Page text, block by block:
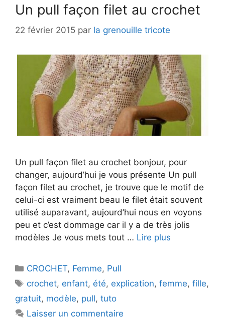
Un pull façon filet au crochet
22 février 2015 par la grenouille tricote
Un pull façon filet au crochet bonjour, pour
changer, aujourd’hui je vous présente Un pull
façon filet au crochet, je trouve que le motif de
celui-ci est vraiment beau le filet était souvent
utilisé auparavant, aujourd’hui nous en voyons
peu et c’est dommage car il y a de très jolis
modèles Je vous mets tout … Lire plus
Catégories
CROCHET, Femme, Pull
Étiquettes
crochet, enfant, été, explication,femme,fille,
gratuit, modèle, pull, tuto
Laisser un commentaire